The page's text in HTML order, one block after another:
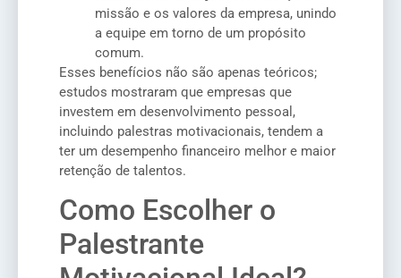
missão e os valores da empresa, unindo
a equipe em torno de um propósito
comum.
Esses benefícios não são apenas teóricos;
estudos mostraram que empresas que
investem em desenvolvimento pessoal,
incluindo palestras motivacionais, tendem a
ter um desempenho financeiro melhor e maior
retenção de talentos.
Como Escolher o
Palestrante